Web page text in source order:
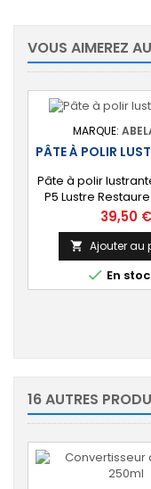
VOUS AIMEREZ
MARQUE:
PÂTE À POLIR
Pâte à polir
P5 Lustre
désoxyde et
topcoat et
action : Polit et
brillant. Pot
Prix
39,50 €
 Ajouter au
 En
16 AUTRES